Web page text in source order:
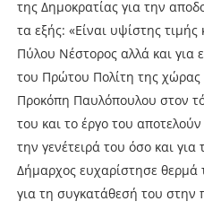
της Δημοκρατίας για την
τα εξής: «Είναι υψίστης
Πύλου Νέστορος αλλά και
του Πρώτου Πολίτη της χώρας
Προκόπη Παυλόπουλου στον
του και το έργο του
την γενέτειρά του όσο και
Δήμαρχος ευχαρίστησε
για τη συγκατάθεσή του